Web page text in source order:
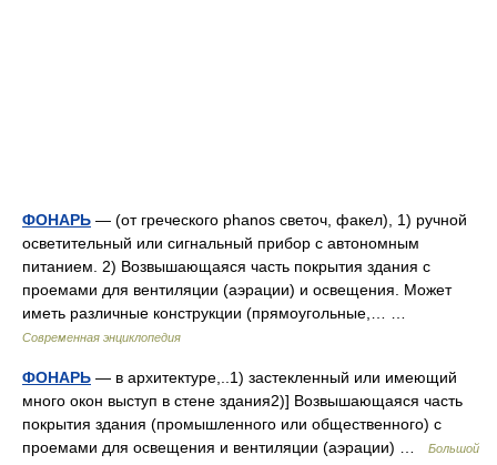
ФОНАРЬ — (от греческого phanos светоч, факел), 1) ручной
осветительный или сигнальный прибор с автономным
питанием. 2) Возвышающаяся часть покрытия здания с
проемами для вентиляции (аэрации) и освещения. Может
иметь различные конструкции (прямоугольные,… …
Современная энциклопедия
ФОНАРЬ — в архитектуре,..1) застекленный или имеющий
много окон выступ в стене здания2)] Возвышающаяся часть
покрытия здания (промышленного или общественного) с
проемами для освещения и вентиляции (аэрации) …
Большой